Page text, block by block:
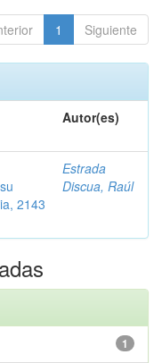
1 Siguiente
Autor(es)
2143
Estrada
Discua, Raúl
1